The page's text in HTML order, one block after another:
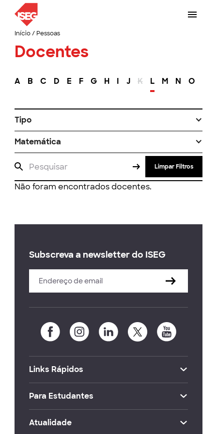
Início/ Pessoas
Docentes
A B C D E F G H I J K L M N O
Tipo
Matemática
Limpar Filtros
Não foram encontrados docentes.
Subscreva a newsletter do ISEG
Links Rápidos
Para Estudantes
Atualidade